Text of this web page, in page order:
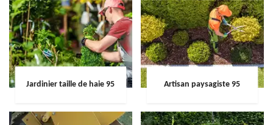
Jardinier taille de haie 95 Artisan paysagiste 95